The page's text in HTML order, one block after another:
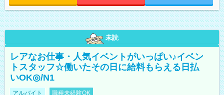
未読
レアなお仕事・人気イベントがいっぱい♪イベン
トスタッフ☆働いたその日に給料もらえる日払
いOK◎/N1
アルバイト 職種未経験OK